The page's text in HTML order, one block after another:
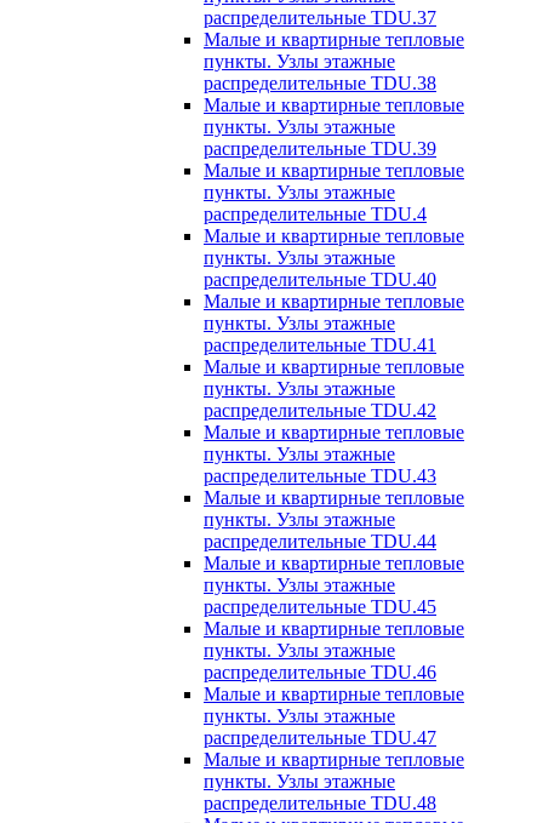
распределительные TDU.37
Малые и квартирные тепловые
пункты. Узлы этажные
распределительные TDU.38
Малые и квартирные тепловые
пункты. Узлы этажные
распределительные TDU.39
Малые и квартирные тепловые
пункты. Узлы этажные
распределительные TDU.4
Малые и квартирные тепловые
пункты. Узлы этажные
распределительные TDU.40
Малые и квартирные тепловые
пункты. Узлы этажные
распределительные TDU.41
Малые и квартирные тепловые
пункты. Узлы этажные
распределительные TDU.42
Малые и квартирные тепловые
пункты. Узлы этажные
распределительные TDU.43
Малые и квартирные тепловые
пункты. Узлы этажные
распределительные TDU.44
Малые и квартирные тепловые
пункты. Узлы этажные
распределительные TDU.45
Малые и квартирные тепловые
пункты. Узлы этажные
распределительные TDU.46
Малые и квартирные тепловые
пункты. Узлы этажные
распределительные TDU.47
Малые и квартирные тепловые
пункты. Узлы этажные
распределительные TDU.48